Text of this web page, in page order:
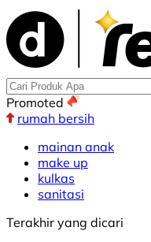
Promoted
rumah bersih
mainan anak
make up
kulkas
sanitasi
Terakhir yang dicari